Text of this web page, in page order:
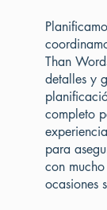
Than
detalles y
completo
para
con
ocasiones